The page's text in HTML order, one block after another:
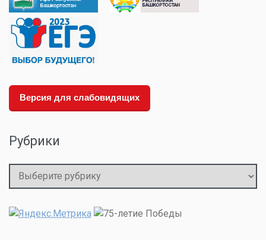
Версия для слабовидящих
Рубрики
Рубрики